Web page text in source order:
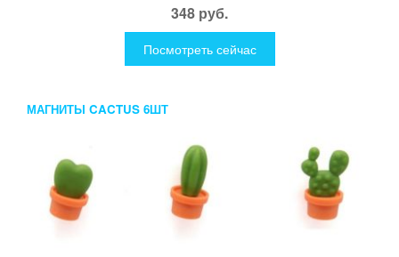
348 руб.
Посмотреть сейчас
МАГНИТЫ CACTUS 6ШТ